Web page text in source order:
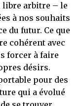
libre arbitre – le
à nos souhaits
du futur. Ce que
cohérent avec
forcer à faire
désirs.
pour des
qui a évolué